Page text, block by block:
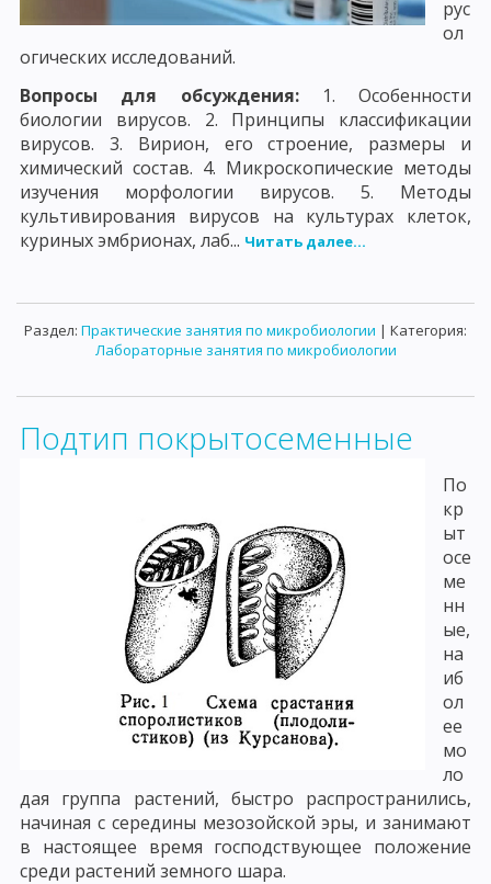
рус
ол
огических исследований.
Вопросы для обсуждения:
1. Особенности
биологии вирусов. 2. Принципы классификации
вирусов. 3. Вирион, его строение, размеры и
химический состав. 4. Микроскопические методы
изучения морфологии вирусов. 5. Методы
культивирования вирусов на культурах клеток,
куриных эмбрионах, лаб... Читать далее...
Раздел: Практические занятия по микробиологии | Категория:
Лабораторные занятия по микробиологии
Подтип покрытосеменные
По
кр
ыт
осе
ме
нн
ые,
на
иб
ол
ее
мо
ло
дая группа растений, быстро распространились,
начиная с середины мезозойской эры, и занимают
в настоящее время господствующее положение
среди растений земного шара.